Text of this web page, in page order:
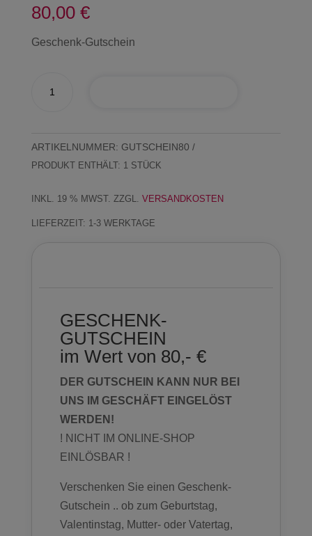
80,00 €
Geschenk-Gutschein
ARTIKELNUMMER: GUTSCHEIN80
PRODUKT ENTHÄLT: 1 STÜCK
INKL. 19 % MWST. ZZGL. VERSANDKOSTEN
LIEFERZEIT: 1-3 WERKTAGE
GESCHENK-
GUTSCHEIN
im Wert von 80,- €
DER GUTSCHEIN KANN NUR BEI
UNS IM GESCHÄFT EINGELÖST
WERDEN!
! NICHT IM ONLINE-SHOP
EINLÖSBAR !
Verschenken Sie einen Geschenk-
Gutschein .. ob zum Geburtstag,
Valentinstag, Mutter- oder Vatertag,